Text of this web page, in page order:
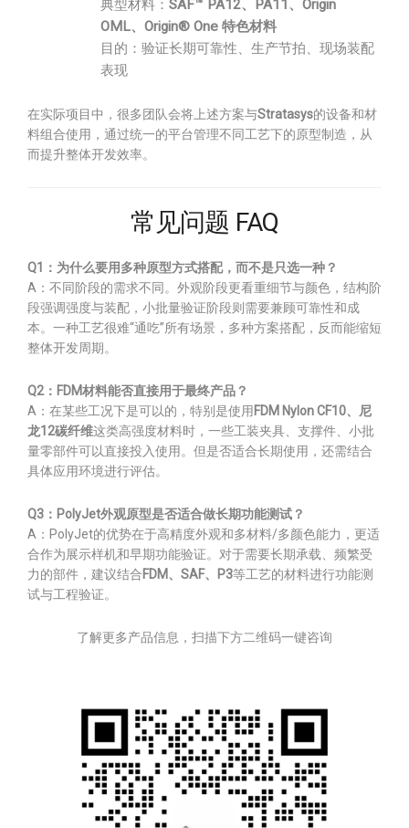
典型材料： SAF™ PA12、PA11、Origin
OML、Origin® One 特色材料
目的：验证长期可靠性、生产节拍、现场装配
表现
在实际项目中，很多团队会将上述方案与Stratasys的设备和材
料组合使用，通过统一的平台管理不同工艺下的原型制造，从
而提升整体开发效率。
常见问题 FAQ
Q1：为什么要用多种原型方式搭配，而不是只选一种？
A：不同阶段的需求不同。外观阶段更看重细节与颜色，结构阶
段强调强度与装配，小批量验证阶段则需要兼顾可靠性和成
本。一种工艺很难“通吃”所有场景，多种方案搭配，反而能缩短
整体开发周期。
Q2：FDM材料能否直接用于最终产品？
A：在某些工况下是可以的，特别是使用 FDM Nylon CF10、尼
龙12碳纤维这类高强度材料时，一些工装夹具、支撑件、小批
量零部件可以直接投入使用。但是否适合长期使用，还需结合
具体应用环境进行评估。
Q3：PolyJet外观原型是否适合做长期功能测试？
A：PolyJet的优势在于高精度外观和多材料/多颜色能力，更适
合作为展示样机和早期功能验证。对于需要长期承载、频繁受
力的部件，建议结合FDM、SAF、P3等工艺的材料进行功能测
试与工程验证。
了解更多产品信息，扫描下方二维码一键咨询